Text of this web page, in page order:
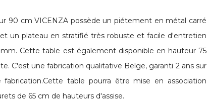
90 cm VICENZA possède un piétement en métal carré
un plateau en stratifié très robuste et facile d'entretien
mm. Cette table est également disponible en hauteur 75
C'est une fabrication qualitative Belge, garanti 2 ans sur
fabrication.Cette table pourra être mise en association
de 65 cm de hauteurs d'assise.